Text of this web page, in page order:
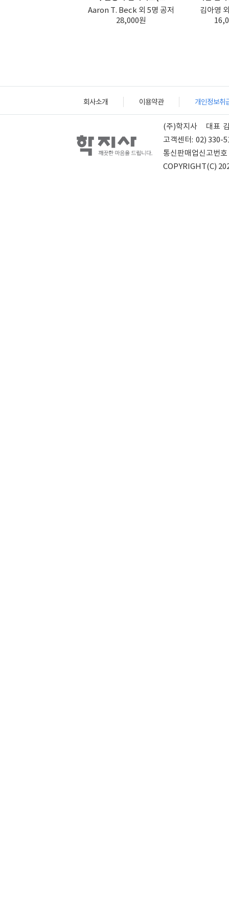
Aaron T. Beck 외 5명 공저
28,000원
김아영
회사소개 이용약관 개인정보취
(주)학지사 대표
고객센터: 02) 330-
통신판매업신고번호
COPYRIGHT(C)